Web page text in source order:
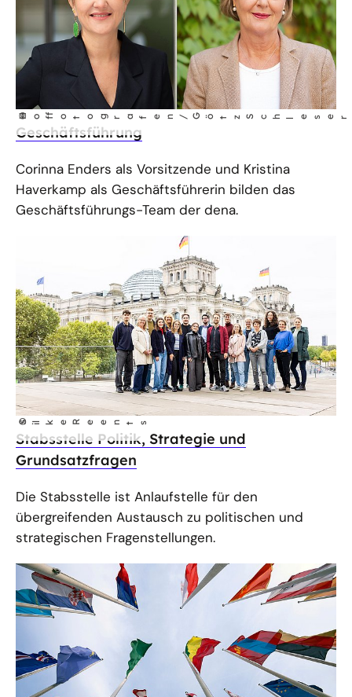
©
Ho f
fotog r
a
fen/Götz Sch l eser
Geschäftsführung
Corinna Enders als Vorsitzende und Kristina
Haverkamp als Geschäftsführerin bilden das
Geschäftsführungs-Team der dena.
©
S i lke Reents
Stabsstelle Politik, Strategie und
Grundsatzfragen
Die Stabsstelle ist Anlaufstelle für den
übergreifenden Austausch zu politischen und
strategischen Fragenstellungen.